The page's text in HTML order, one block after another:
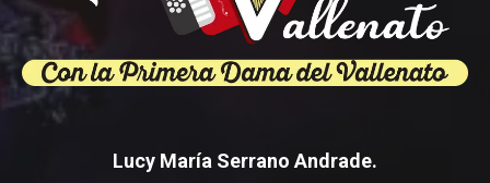
Lucy María Serrano Andrade.